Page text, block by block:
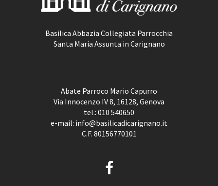
Basilica Abbazia Collegiata Parrocchia
Santa Maria Assunta in Carignano
Abate Parroco Mario Capurro
Via Innocenzo IV 8, 16128, Genova
tel.: 010 540650
e-mail: info@basilicadicarignano.it
C.F. 80156770101